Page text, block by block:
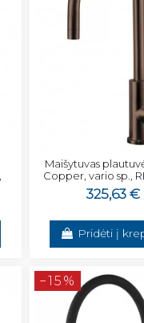
Maišytuvas
Copper, vario sp.,
325,63 €
Pridėti į
−15%